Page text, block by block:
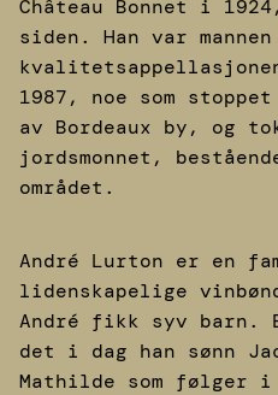
Château Bonnet i
siden. Han var
1987, noe som
av Bordeaux by, og
jordsmonnet,
området.
André Lurton er en
lidenskapelige
André fikk syv barn.
det i dag han sønn
Mathilde som følger i